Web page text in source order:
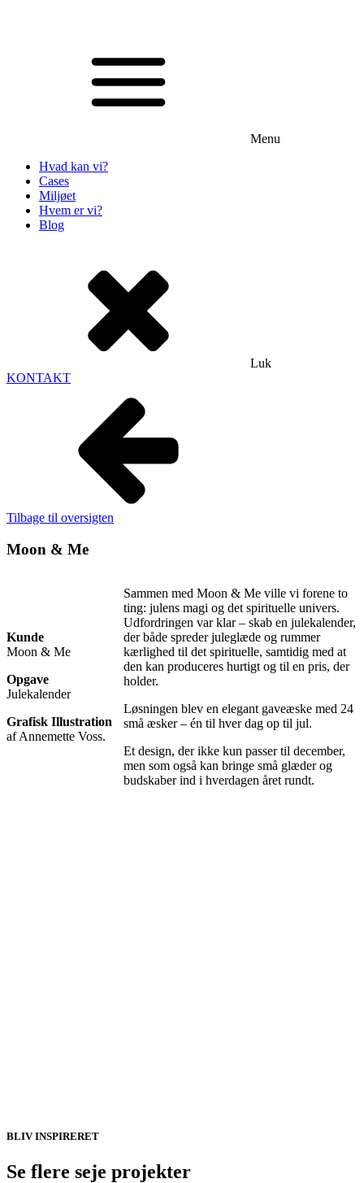
Menu
Hvad kan vi?
Cases
Miljøet
Hvem er vi?
Blog
Luk
KONTAKT
Tilbage til oversigten
Moon & Me
Kunde
Moon & Me
Opgave
Julekalender
Grafisk Illustration
af Annemette Voss.
Sammen med Moon & Me ville vi forene to
ting: julens magi og det spirituelle univers.
Udfordringen var klar – skab en julekalender,
der både spreder juleglæde og rummer
kærlighed til det spirituelle, samtidig med at
den kan produceres hurtigt og til en pris, der
holder.
Løsningen blev en elegant gaveæske med 24
små æsker – én til hver dag op til jul.
Et design, der ikke kun passer til december,
men som også kan bringe små glæder og
budskaber ind i hverdagen året rundt.
BLIV INSPIRERET
Se flere seje projekter